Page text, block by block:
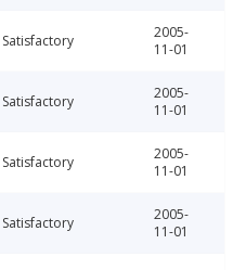
Satisfactory
2005-
11-01
Satisfactory
2005-
11-01
Satisfactory
2005-
11-01
Satisfactory
2005-
11-01